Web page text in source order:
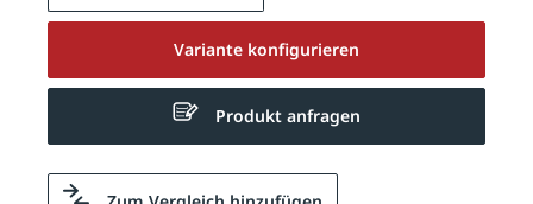
Variante konfigurieren
Produkt anfragen